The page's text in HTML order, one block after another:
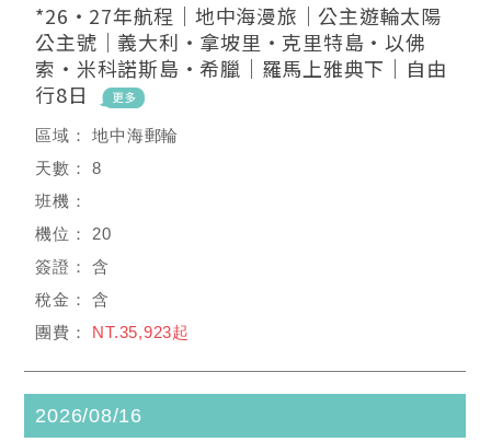
*26・27年航程｜地中海漫旅｜公主遊輪太陽
公主號｜義大利・拿坡里・克里特島・以佛
索・米科諾斯島・希臘｜羅馬上雅典下｜自由
行8日
地中海郵輪
8
20
含
含
NT.35,923起
2026/08/16